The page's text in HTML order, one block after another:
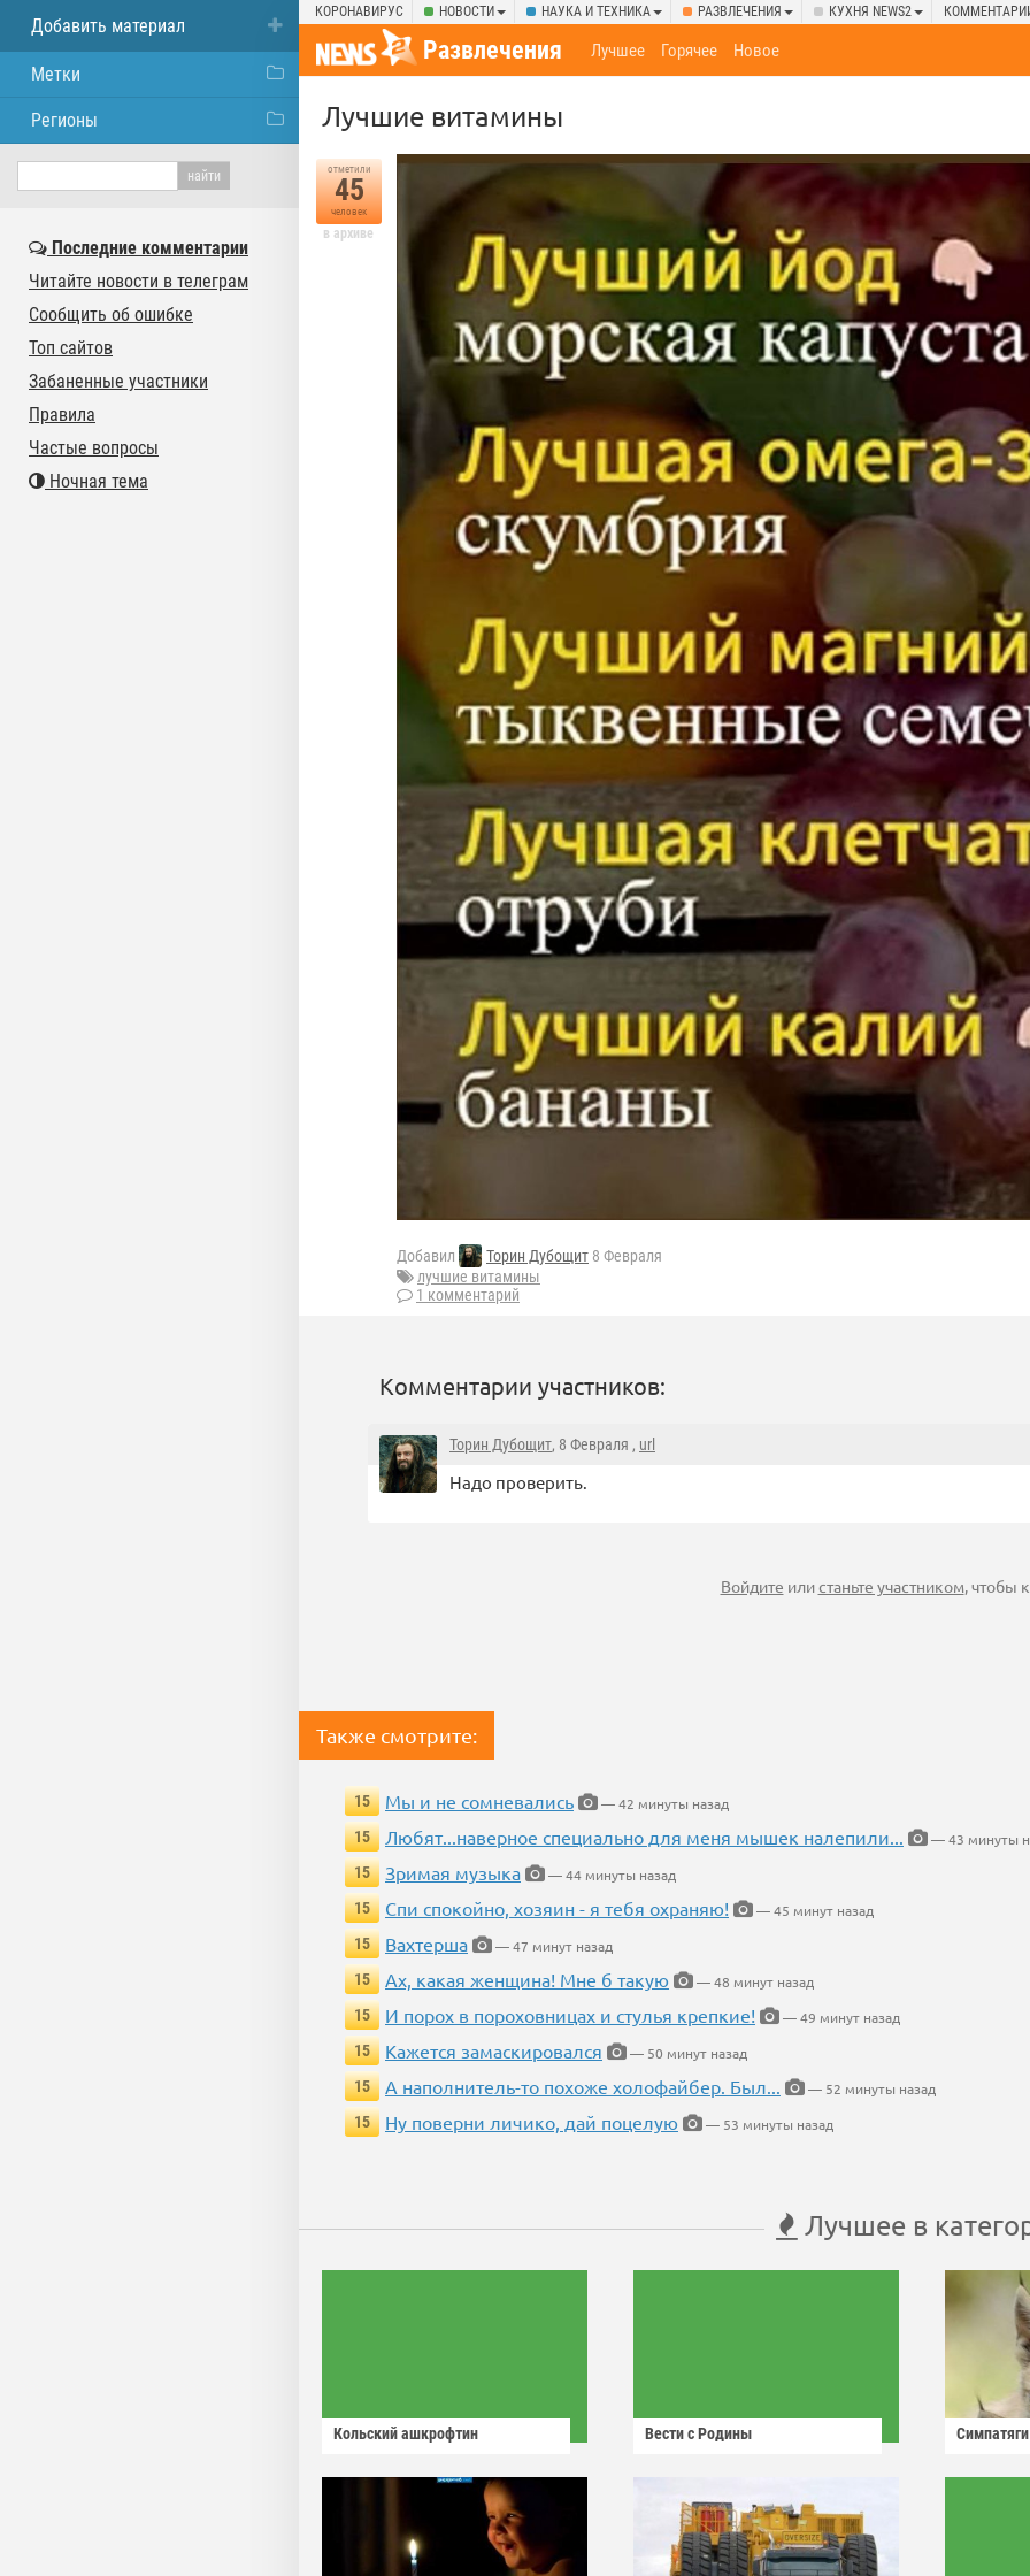
КОРОНАВИРУС НОВОСТИ НАУКА И ТЕХНИКА РАЗВЛЕЧЕНИЯ КУХНЯ NEWS2
Развлечения Лучшее Горячее Новое
Лучшие витамины
отметили
45
человек
в архиве
Добавил Торин Дубощит 8 Февраля
лучшие витамины
1 комментарий
Комментарии участников:
Торин Дубощит, 8 Февраля , url
Надо проверить.
Войдите илистаньте участником, чтобы
Также смотрите:
15 Мы и не сомневались
— 42 минуты назад
15
Любят...наверное специально для меня мышек налепили...
— 43 минуты
15
Зримая музыка
— 44 минуты назад
15
Спи спокойно, хозяин - я тебя охраняю!
— 45 минут назад
15
Вахтерша
— 47 минут назад
15
Ах, какая женщина! Мне б такую
— 48 минут назад
15
И порох в пороховницах и стулья крепкие!
— 49 минут назад
15
Кажется замаскировался
— 50 минут назад
15
А наполнитель-то похоже холофайбер. Был...
— 52 минуты назад
15
Ну поверни личико, дай поцелую — 53 минуты назад
Лучшее в
Кольский ашкрофтин Вести с Родины Симпатяги
Добавить материал
Метки
Регионы
Последние комментарии
Читайте новости в телеграм
Сообщить об ошибке
Топ сайтов
Забаненные участники
Правила
Частые вопросы
Ночная тема